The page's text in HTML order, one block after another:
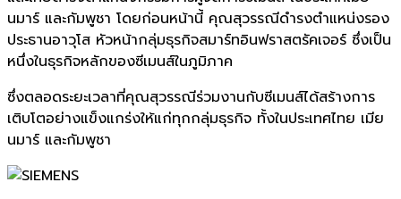
นมาร์ และกัมพูชา โดยก่อนหน้านี้ คุณสุวรรณีดำรงตำแหน่งรอง
ประธานอาวุโส หัวหน้ากลุ่มธุรกิจสมาร์ทอินฟราสตรัคเจอร์ ซึ่งเป็น
หนึ่งในธุรกิจหลักของซีเมนส์ในภูมิภาค
ซึ่งตลอดระยะเวลาที่คุณสุวรรณีร่วมงานกับซีเมนส์ได้สร้างการ
เติบโตอย่างแข็งแกร่งให้แก่ทุกกลุ่มธุรกิจ ทั้งในประเทศไทย เมีย
นมาร์ และกัมพูชา